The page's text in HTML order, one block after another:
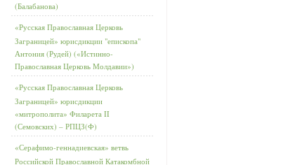
(Балабанова)
«Русская Православная Церковь
Заграницей» юрисдикции "епископа"
Антония (Рудей) («Истинно-
Православная Церковь Молдавии»)
«Русская Православная Церковь
Заграницей» юрисдикции
«митрополита» Филарета II
(Семовских) – РПЦЗ(Ф)
«Серафимо-геннадиевская» ветвь
Российской Православной Катакомбной